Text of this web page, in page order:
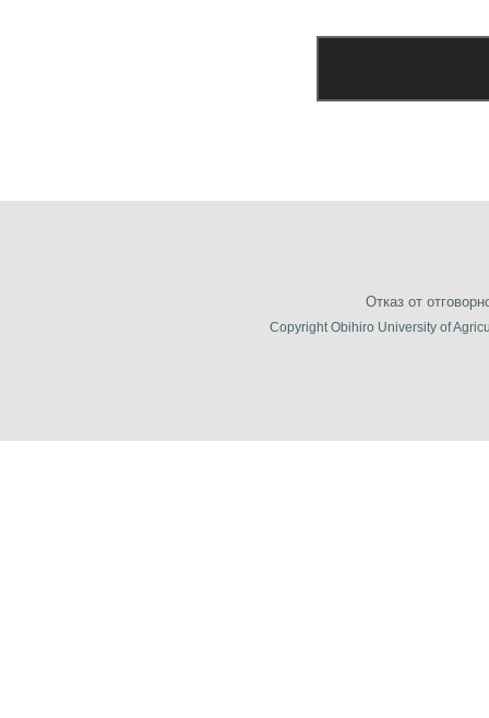
Отказ от
Copyright Obihiro University of